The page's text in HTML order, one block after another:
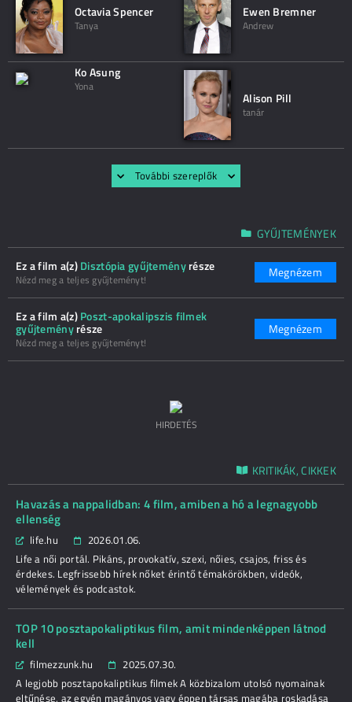
Octavia Spencer
Tanya
Ewen Bremner
Andrew
Ko Asung
Yona
Alison Pill
tanár
További szereplők
GYŰJTEMÉNYEK
Ez a film a(z)Disztópia gyűjteményrésze
Nézd meg a teljes gyűjteményt! Megnézem
Ez a film a(z)Poszt-apokalipszis filmek
gyűjteményrésze
Nézd meg a teljes gyűjteményt!
Megnézem
HIRDETÉS
KRITIKÁK, CIKKEK
Havazás a nappalidban: 4 film, amiben a hó a legnagyobb
ellenség
life.hu
2026.01.06.
Life a női portál. Pikáns, provokatív, szexi, nőies, csajos, friss és
érdekes. Legfrissebb hírek nőket érintő témakörökben, videók,
vélemények és podcastok.
TOP 10 posztapokaliptikus film, amit mindenképpen látnod
kell
filmezzunk.hu
2025.07.30.
A legjobb posztapokaliptikus filmek A közbizalom utolsó nyomainak
eltűnése, az egyén magányos vagy éppen társas magába roskadása